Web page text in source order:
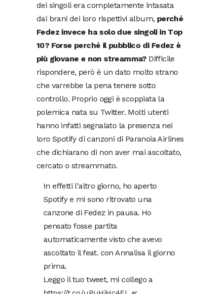
dei singoli era completamente intasata
dai brani dei loro rispettivi album, perché
Fedez invece ha solo due singoli in Top
10? Forse perché il pubblico di Fedez è
più giovane e non streamma?Difficile
rispondere, però è un dato molto strano
che varrebbe la pena tenere sotto
controllo. Proprio oggi è scoppiata la
polemica nata su Twitter. Molti utenti
hanno infatti segnalato la presenza nei
loro Spotify di canzoni di Paranoia Airlines
che dichiarano di non aver mai ascoltato,
cercato o streammato.
In effetti l'altro giorno, ho aperto
Spotify e mi sono ritrovato una
canzone di Fedez in pausa. Ho
pensato fosse partita
automaticamente visto che avevo
ascoltato il feat. con Annalisa il giorno
prima.
Leggo il tuo tweet, mi collego a